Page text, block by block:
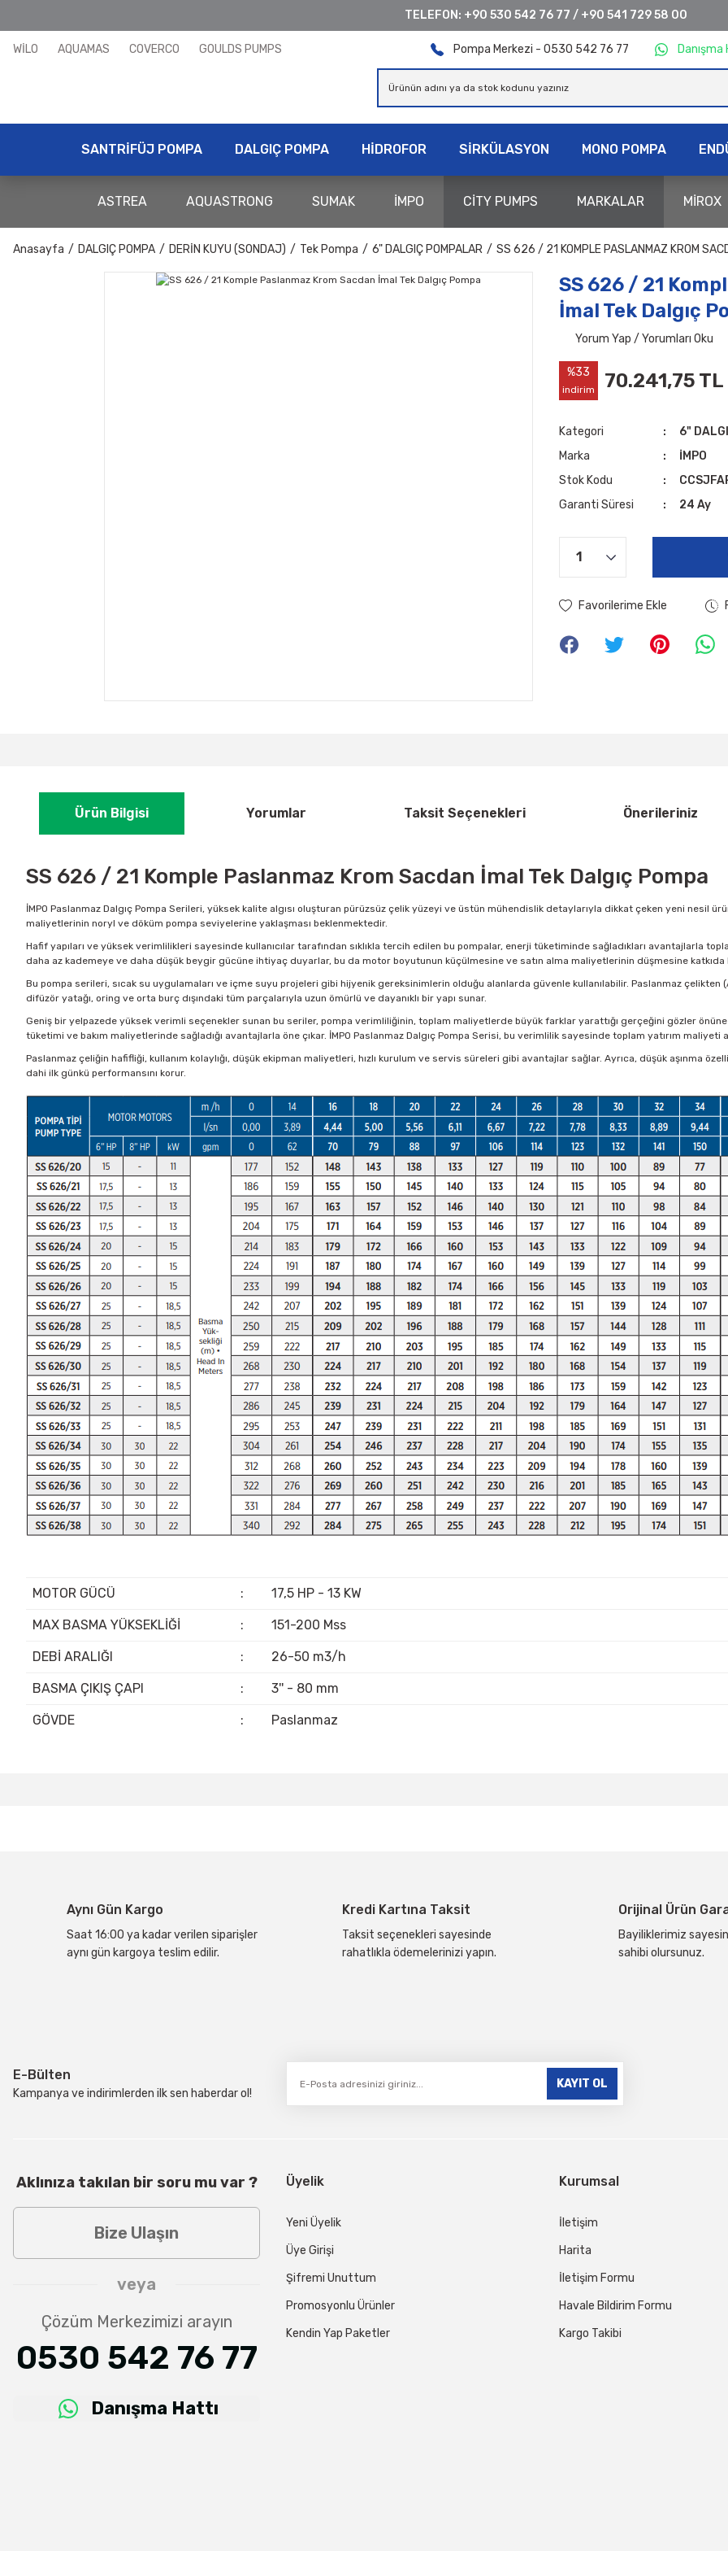
TELEFON: +90 530 542 76 77 / +90 541 729 58 00
WİLO AQUAMAS COVERCO GOULDS PUMPS Pompa Merkezi - 0530 542 76 77 Danışma
SANTRİFÜJ POMPA DALGIÇ POMPA HİDROFOR SİRKÜLASYON MONO POMPA
ASTREA AQUASTRONG SUMAK İMPO CİTY PUMPS MARKALAR MİROX
Anasayfa DALGIÇ POMPA DERİN KUYU (SONDAJ) Tek Pompa 6" DALGIÇ POMPALAR SS 626 / 21 KOMPLE PASLANMAZ KROM
SS 626 / 21
İmal Tek Dalgıç
Yorum Yap / Yorumları Oku
%33
indirim 70.241,75 TL
Kategori
6"
Marka
İMPO
Stok Kodu
Garanti Süresi
24 Ay
Ürün Bilgisi Yorumlar Taksit Seçenekleri Önerileriniz
SS 626 / 21 Komple Paslanmaz Krom Sacdan İmal Tek Dalgıç Pompa
İMPO Paslanmaz Dalgıç Pompa Serileri, yüksek kalite algısı oluşturan pürüzsüz çelik yüzeyi ve üstün mühendislik detaylarıyla dikkat çeken yeni nesil
maliyetlerinin noryl ve döküm pompa seviyelerine yaklaşması beklenmektedir.
Hafif yapıları ve yüksek verimlilikleri sayesinde kullanıcılar tarafından sıklıkla tercih edilen bu pompalar, enerji tüketiminde sağladıkları avantajlarla
daha az kademeye ve daha düşük beygir gücüne ihtiyaç duyarlar, bu da motor boyutunun küçülmesine ve satın alma maliyetlerinin düşmesine katkıda
Bu pompa serileri, sıcak su uygulamaları ve içme suyu projeleri gibi hijyenik gereksinimlerin olduğu alanlarda güvenle kullanılabilir. Paslanmaz çelikten
difüzör yatağı, oring ve orta burç dışındaki tüm parçalarıyla uzun ömürlü ve dayanıklı bir yapı sunar.
Geniş bir yelpazede yüksek verimli seçenekler sunan bu seriler, pompa verimliliğinin, toplam maliyetlerde büyük farklar yarattığı gerçeğini gözler
tüketimi ve bakım maliyetlerinde sağladığı avantajlarla öne çıkar. İMPO Paslanmaz Dalgıç Pompa Serisi, bu verimlilik sayesinde toplam yatırım maliyeti
Paslanmaz çeliğin hafifliği, kullanım kolaylığı, düşük ekipman maliyetleri, hızlı kurulum ve servis süreleri gibi avantajlar sağlar. Ayrıca, düşük aşınma
dahi ilk günkü performansını korur.
MOTOR GÜCÜ : 17,5 HP - 13 KW
MAX BASMA YÜKSEKLİĞİ : 151-200 Mss
DEBİ ARALIĞI : 26-50 m3/h
BASMA ÇIKIŞ ÇAPI : 3'' - 80 mm
GÖVDE : Paslanmaz
Ürün fiyatı diğer sitelerden daha pahalı.
Bu ürüne benzer farklı alternatifler olmalı.
Aynı Gün Kargo
Saat 16:00 ya kadar verilen siparişler
aynı gün kargoya teslim edilir.
Kredi Kartına Taksit
Taksit seçenekleri sayesinde
rahatlıkla ödemelerinizi yapın.
Orijinal Ürün
Bayiliklerimiz
sahibi olursunuz.
E-Bülten
Kampanya ve indirimlerden ilk sen haberdar ol!
KAYIT OL
Aklınıza takılan bir soru mu var ?
Bize Ulaşın
veya
Çözüm Merkezimizi arayın
0530 542 76 77
Danışma Hattı
Üyelik
Yeni Üyelik
Üye Girişi
Şifremi Unuttum
Promosyonlu Ürünler
Kendin Yap Paketler
Kurumsal
İletişim
Harita
İletişim Formu
Havale Bildirim Formu
Kargo Takibi